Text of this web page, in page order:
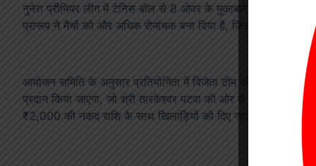
नुनेरा प्रीमियर लीग में टेनिस बॉल से 8 ओवर के मुकाबले खेले जा रहे
प्रारूप ने मैचों को और अधिक रोमांचक बना दिया है, जिससे दर्शकों को हर
आयोजन समिति के अनुसार प्रतियोगिता में विजेता टीम को
प्रदान किया जाएगा, जो श्री तारकेश्वर पटवा की ओर से दिया
₹2,000 की नकद राशि के साथ खिलाड़ियों को दिए जाएंगे।